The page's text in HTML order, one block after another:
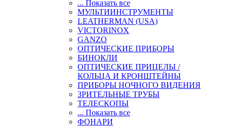
... Показать все
МУЛЬТИИНСТРУМЕНТЫ
LEATHERMAN (USA)
VICTORINOX
GANZO
ОПТИЧЕСКИЕ ПРИБОРЫ
БИНОКЛИ
ОПТИЧЕСКИЕ ПРИЦЕЛЫ /
КОЛЬЦА И КРОНШТЕЙНЫ
ПРИБОРЫ НОЧНОГО ВИДЕНИЯ
ЗРИТЕЛЬНЫЕ ТРУБЫ
ТЕЛЕСКОПЫ
... Показать все
ФОНАРИ